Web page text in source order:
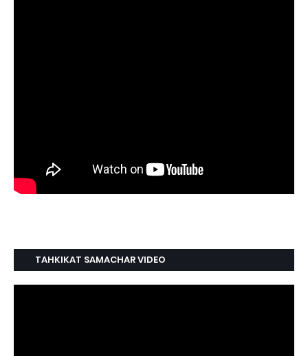
TAHKIKAT SAMACHAR VIDEO